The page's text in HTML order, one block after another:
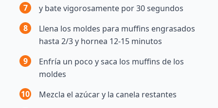
7
y bate vigorosamente por 30 segundos
8
Llena los moldes para muffins engrasados
hasta 2/3 y hornea 12-15 minutos
9
Enfría un poco y saca los muffins de los
moldes
10
Mezcla el azúcar y la canela restantes